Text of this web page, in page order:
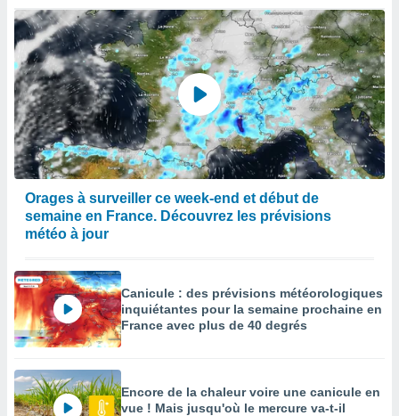
Orages à surveiller ce week-end et début de
semaine en France. Découvrez les prévisions
météo à jour
Canicule : des prévisions météorologiques
inquiétantes pour la semaine prochaine en
France avec plus de 40 degrés
Encore de la chaleur voire une canicule en
vue ! Mais jusqu'où le mercure va-t-il